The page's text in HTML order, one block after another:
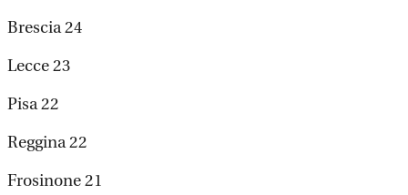
Brescia 24
Lecce 23
Pisa 22
Reggina 22
Frosinone 21